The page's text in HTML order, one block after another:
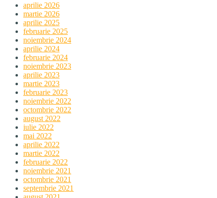
aprilie 2026
martie 2026
aprilie 2025
februarie 2025
noiembrie 2024
aprilie 2024
februarie 2024
noiembrie 2023
aprilie 2023
martie 2023
februarie 2023
noiembrie 2022
octombrie 2022
august 2022
iulie 2022
mai 2022
aprilie 2022
martie 2022
februarie 2022
noiembrie 2021
octombrie 2021
septembrie 2021